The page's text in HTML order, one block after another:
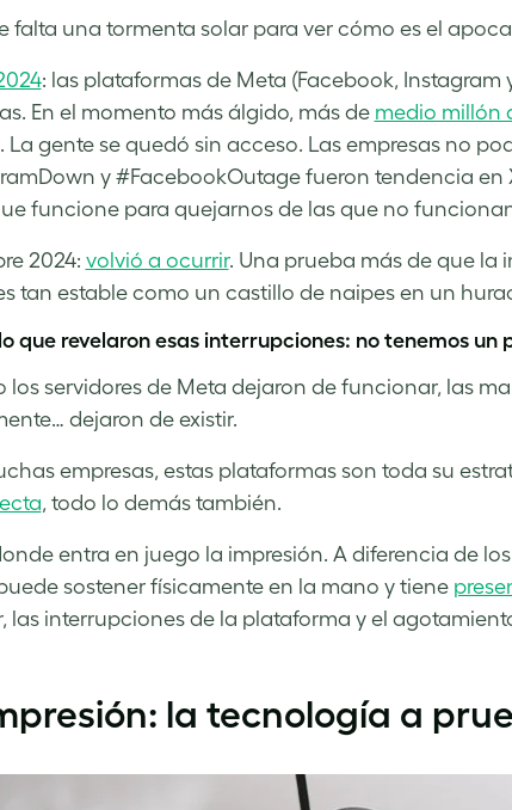
falta una tormenta solar para ver cómo es el
: las plataformas de Meta (Facebook,
En el momento más álgido, más de medio millón
. La gente se quedó sin acceso. Las empresas no
y #FacebookOutage fueron tendencia en
funcione para quejarnos de las que no
2024: volvió a ocurrir. Una prueba más de que la
tan estable como un castillo de naipes en un
que revelaron esas interrupciones: no tenemos
los servidores de Meta dejaron de funcionar, las
dejaron de existir.
empresas, estas plataformas son toda su
, todo lo demás también.
entra en juego la impresión. A diferencia de
sostener físicamente en la mano y tiene
las interrupciones de la plataforma y el
la tecnología a